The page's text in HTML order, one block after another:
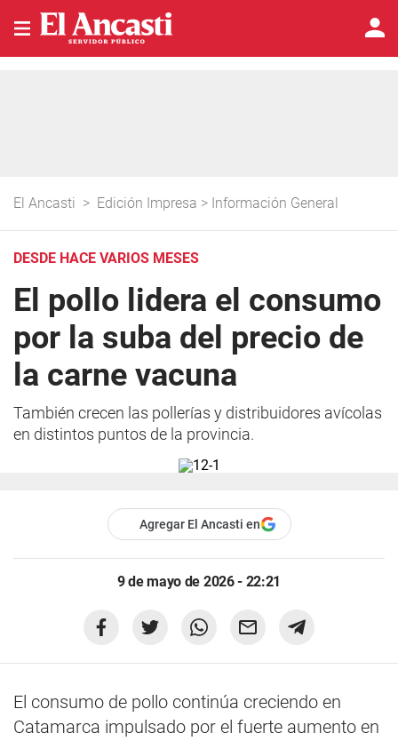
El Ancasti > Edición Impresa > Información General
DESDE HACE VARIOS MESES
El pollo lidera el consumo
por la suba del precio de
la carne vacuna
También crecen las pollerías y distribuidores avícolas
en distintos puntos de la provincia.
Agregar El Ancasti en
9 de mayo de 2026 - 22:21
El consumo de pollo continúa creciendo en
Catamarca impulsado por el fuerte aumento en